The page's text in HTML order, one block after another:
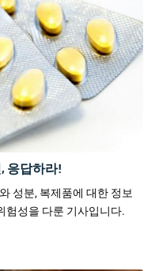
응답하라!
성분, 복제품에 대한 정보
험성을 다룬 기사입니다.